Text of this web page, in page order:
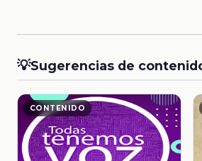
💡Sugerencias de
CONTENIDO